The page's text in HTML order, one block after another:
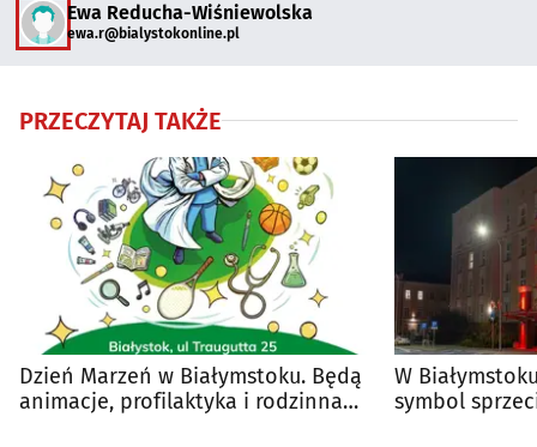
Ewa Reducha-Wiśniewolska
ewa.r@bialystokonline.pl
PRZECZYTAJ TAKŻE
Dzień Marzeń w Białymstoku. Będą
animacje, profilaktyka i rodzinna
W
symbol